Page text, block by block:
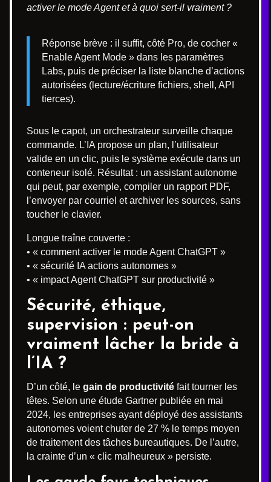
activer le mode Agent et à quoi sert-il vraiment ?
Réponse brève : il suffit, côté Pro, de cocher «
Enable Agent Mode » dans les paramètres
Labs, puis de préciser la liste blanche d’actions
autorisées (lecture/écriture fichiers, shell, API
tierces).
Sous le capot, un orchestrateur surveille chaque
commande. L’IA propose un plan, l’utilisateur
valide en un clic, puis le système exécute dans un
conteneur isolé. Résultat : un assistant autonome
qui peut, par exemple, compiler un rapport PDF,
l’envoyer par courriel et archiver les sources, sans
toucher le clavier.
Longue traîne couverte :
• « comment activer le mode Agent ChatGPT »
• « sécurité IA actions autonomes »
• « impact Agent ChatGPT sur productivité »
Sécurité, éthique,
supervision : peut-on
vraiment lâcher la bride à
l’IA ?
D’un côté, le gain de productivité fait tourner les
têtes. Selon une étude Gartner publiée en mai
2024, les entreprises ayant déployé des assistants
autonomes voient chuter de 27 % le temps moyen
de traitement des tâches bureautiques. De l’autre,
la crainte d’un « clic malheureux » persiste.